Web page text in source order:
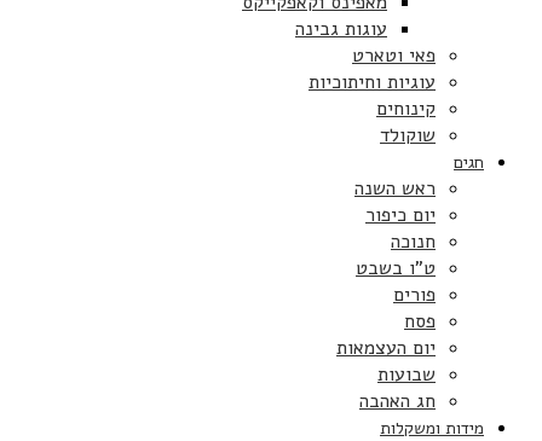
עוגות גבינה
פאי וטארט
עוגיות וחיתוכיות
קינוחים
שוקולד
חגים
ראש השנה
יום כיפור
חנוכה
ט”ו בשבט
פורים
פסח
יום העצמאות
שבועות
חג האהבה
מידות ומשקלות